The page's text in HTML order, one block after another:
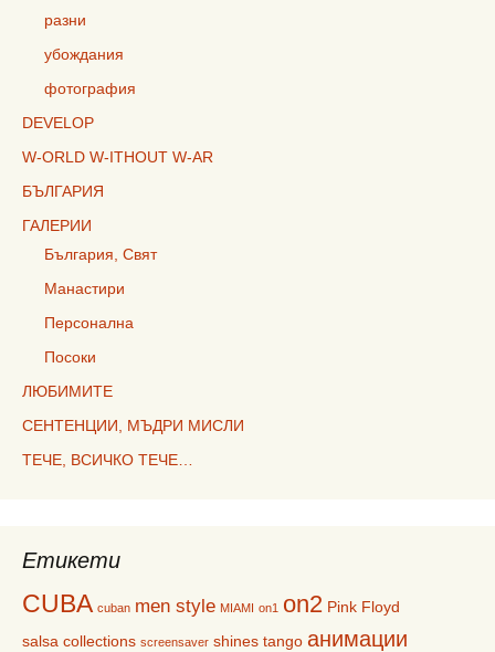
разни
убождания
фотография
DEVELOP
W-ORLD W-ITHOUT W-AR
БЪЛГАРИЯ
ГАЛЕРИИ
България, Свят
Манастири
Персонална
Посоки
ЛЮБИМИТЕ
СЕНТЕНЦИИ, МЪДРИ МИСЛИ
ТЕЧЕ, ВСИЧКО ТЕЧЕ…
Етикети
CUBA cuban men style MIAMI on1 on2 Pink Floyd
salsa collections screensaver shines tango анимации